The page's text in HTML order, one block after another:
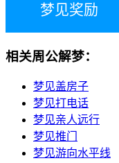
梦见奖励
相关周公解梦：
梦见盖房子
梦见打电话
梦见亲人远行
梦见推门
梦见游向水平线